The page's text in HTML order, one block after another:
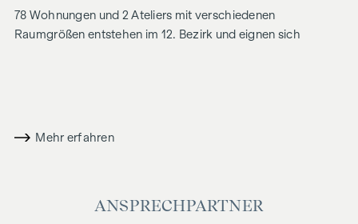
78 Wohnungen und 2 Ateliers mit verschiedenen
Raumgrößen entstehen im 12. Bezirk und eignen sich
Zimmern und Größen von ca. 40 bis 68 qm. Die Wohnungen
bilden attraktive Dachgeschosswohnungen, verteilt auf 2
Mehr erfahren
ANSPRECHPARTNER